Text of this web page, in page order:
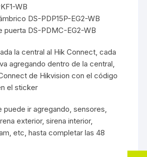
WB
DS-PDP15P-EG2-WB
puerta DS-PDMC-EG2-WB
la central al Hik Connect, cada
agregando dentro de la central,
de Hikvision con el código
el sticker
puede ir agregando, sensores,
exterior, sirena interior,
etc, hasta completar las 48